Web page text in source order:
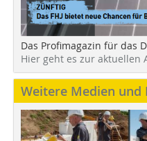
Das Profimagazin für das
Hier geht es zur aktuellen
Weitere Medien und